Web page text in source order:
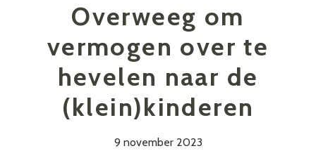
Overweeg om
vermogen over te
hevelen naar de
(klein)kinderen
9 november 2023